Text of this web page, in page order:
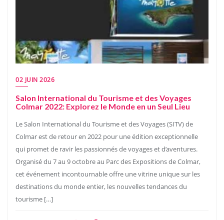
02 JUIN 2026
Salon International du Tourisme et des Voyages
Colmar 2022: Explorez le Monde en un Seul Lieu
Le Salon International du Tourisme et des Voyages (SITV) de
Colmar est de retour en 2022 pour une édition exceptionnelle
qui promet de ravir les passionnés de voyages et d’aventures.
Organisé du 7 au 9 octobre au Parc des Expositions de Colmar,
cet événement incontournable offre une vitrine unique sur les
destinations du monde entier, les nouvelles tendances du
tourisme […]